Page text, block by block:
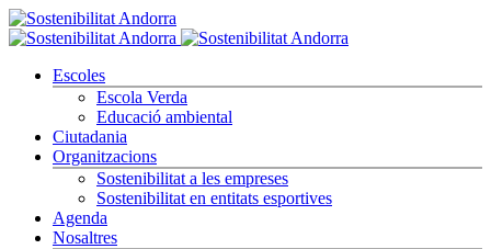
Escoles
Escola Verda
Educació ambiental
Ciutadania
Organitzacions
Sostenibilitat a les empreses
Sostenibilitat en entitats esportives
Agenda
Nosaltres